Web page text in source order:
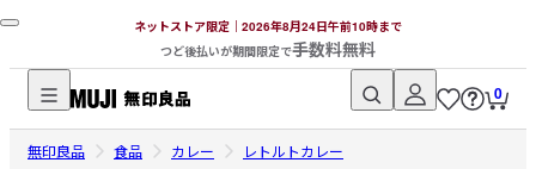
ネットストア限定｜2026年8月24日午前10時まで
つど後払いが期間限定で手数料無料
無
印
0
無印良品 食品 カレー レトルトカレー